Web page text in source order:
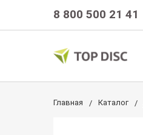
8 800 500 21 41
Главная Каталог